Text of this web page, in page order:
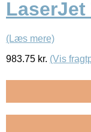
LaserJet
(Læs mere)
983.75 kr. (Vis